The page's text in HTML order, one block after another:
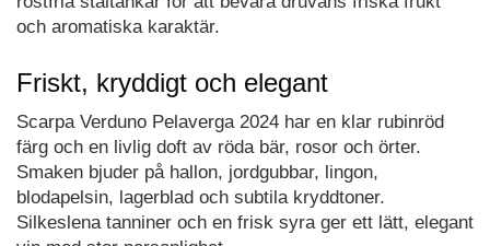
och aromatiska karaktär.
Friskt, kryddigt och elegant
Scarpa Verduno Pelaverga 2024 har en klar rubinröd
färg och en livlig doft av röda bär, rosor och örter.
Smaken bjuder på hallon, jordgubbar, lingon,
blodapelsin, lagerblad och subtila kryddtoner.
Silkeslena tanniner och en frisk syra ger ett lätt, elegant